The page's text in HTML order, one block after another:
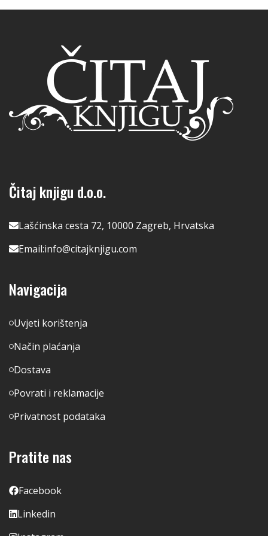
Čitaj knjigu d.o.o.
Lašćinska cesta 72, 10000 Zagreb, Hrvatska
Email:info@citajknjigu.com
Navigacija
Uvjeti korištenja
Način plaćanja
Dostava
Povrati i reklamacije
Privatnost podataka
Pratite nas
Facebook
Linkedin